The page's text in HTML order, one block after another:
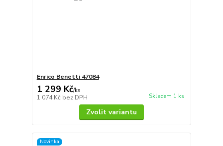
Enrico Benetti 47084
1 299 Kč/ks
1 074 Kč bez DPH Skladem 1 ks
Zvolit variantu
Novinka